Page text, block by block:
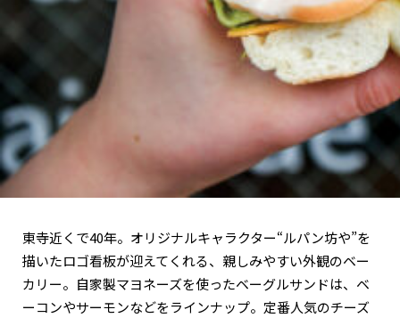
おすすめの展覧会
おすすめの映画
誠光社で選びました。
おすすめの本
紹介します。
おすすめのイベント
東寺近くで40年。オリジナルキャラクター“ルパン坊や”を
描いたロゴ看板が迎えてくれる、親しみやすい外観のベー
カリー。自家製マヨネーズを使ったベーグルサンドは、ベ
ーコンやサーモンなどをラインナップ。定番人気のチーズ